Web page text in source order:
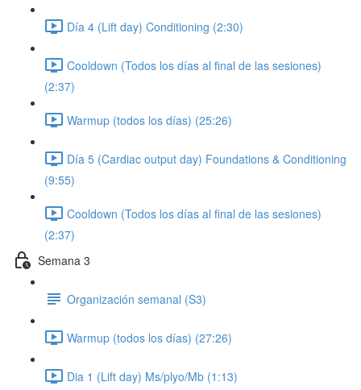
Día 4 (Lift day) Conditioning (2:30)
Cooldown (Todos los días al final de las sesiones)
(2:37)
Warmup (todos los días) (25:26)
Día 5 (Cardiac output day) Foundations & Conditioning
(9:55)
Cooldown (Todos los días al final de las sesiones)
(2:37)
Semana 3
Organización semanal (S3)
Warmup (todos los días) (27:26)
Dia 1 (Lift day) Ms/plyo/Mb (1:13)